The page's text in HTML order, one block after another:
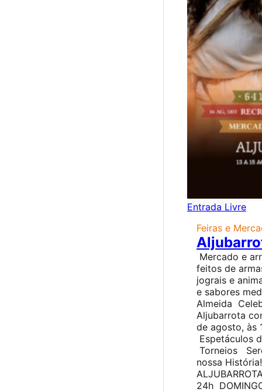
Entrada Livre
Feiras e
Mercado e
feitos de
jograis e
e sabores
Almeida
Aljubarrota
de agosto,
Espetáculos
Torneios
nossa
24h